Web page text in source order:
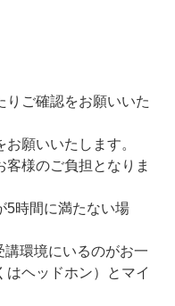
りご確認をお願いいた
願いいたします。
様のご負担となりま
時間に満たない場
環境にいるのがお一
はヘッドホン）とマイ